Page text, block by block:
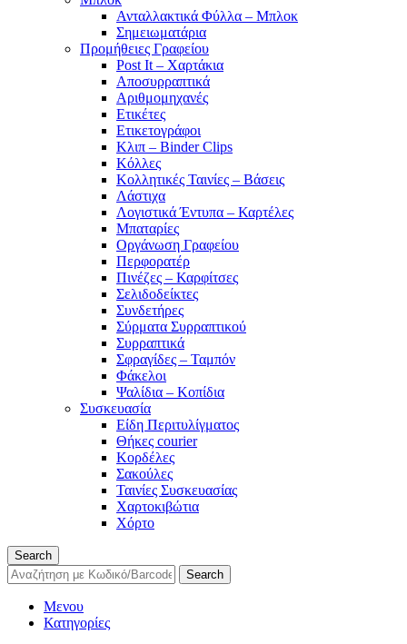
Ανταλλακτικά Φύλλα – Μπλοκ
Σημειωματάρια
Προμήθειες Γραφείου
Post It – Χαρτάκια
Αποσυρραπτικά
Αριθμομηχανές
Ετικέτες
Ετικετογράφοι
Κλιπ – Binder Clips
Κόλλες
Κολλητικές Ταινίες – Βάσεις
Λάστιχα
Λογιστικά Έντυπα – Καρτέλες
Μπαταρίες
Οργάνωση Γραφείου
Περφορατέρ
Πινέζες – Καρφίτσες
Σελιδοδείκτες
Συνδετήρες
Σύρματα Συρραπτικού
Συρραπτικά
Σφραγίδες – Ταμπόν
Φάκελοι
Ψαλίδια – Κοπίδια
Συσκευασία
Είδη Περιτυλίγματος
Θήκες courier
Κορδέλες
Σακούλες
Ταινίες Συσκευασίας
Χαρτοκιβώτια
Χόρτο
Search
Search
Μενου
Κατηγορίες